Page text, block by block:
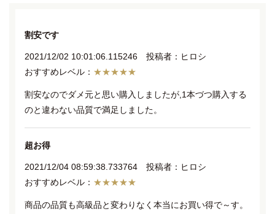
割安です
2021/12/02 10:01:06.115246 投稿者：ヒロシ
★★★★★
割安なのでダメ元と思い購入しましたが,1本づつ購入する
のと違わない品質で満足しました。
超お得
2021/12/04 08:59:38.733764 投稿者：ヒロシ
★★★★★
商品の品質も高級品と変わりなく本当にお買い得で～す。